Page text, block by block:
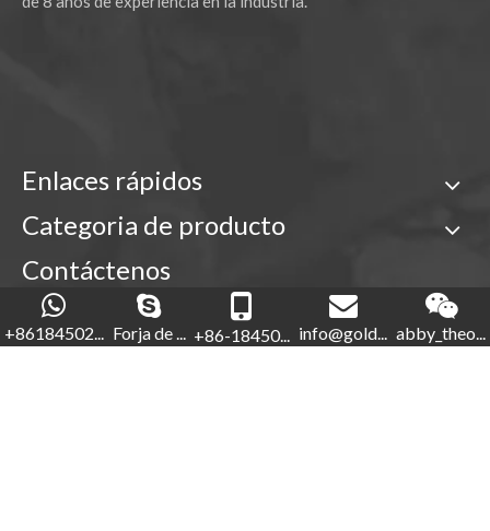
+86184502... Forja de ... +86-18450... info@gold... abby_theo...
Enlaces rápidos
Categoria de producto
Contáctenos
+86-18450210854